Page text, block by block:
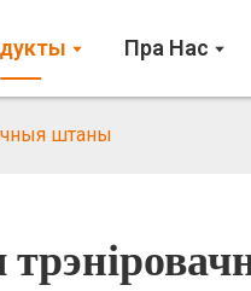
Пра Нас
штаны